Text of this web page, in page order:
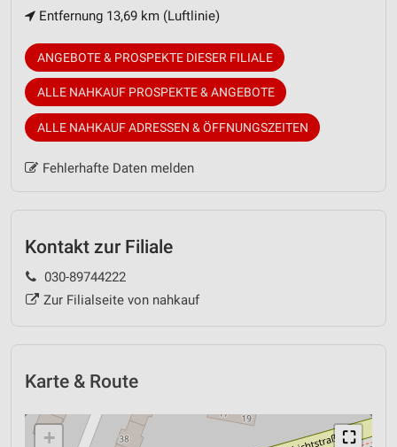
Entfernung 13,69 km (Luftlinie)
ANGEBOTE & PROSPEKTE DIESER FILIALE
ALLE NAHKAUF PROSPEKTE & ANGEBOTE
ALLE NAHKAUF ADRESSEN & ÖFFNUNGSZEITEN
Fehlerhafte Daten melden
Kontakt zur Filiale
030-89744222
Zur Filialseite von nahkauf
Karte & Route
⛶
+